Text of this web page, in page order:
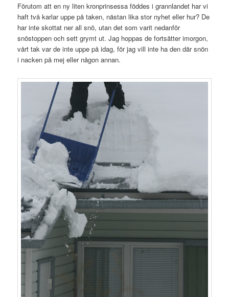
Förutom att en ny liten kronprinsessa föddes i grannlandet har vi
haft två karlar uppe på taken, nästan lika stor nyhet eller hur? De
har inte skottat ner all snö, utan det som varit nedanför
snöstoppen och sett grymt ut. Jag hoppas de fortsätter imorgon,
vårt tak var de inte uppe på idag, för jag vill inte ha den där snön
i nacken på mej eller någon annan.